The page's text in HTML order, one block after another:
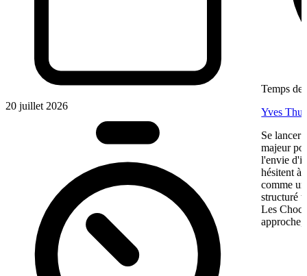
20 juillet 2026
Temps de
Yves
Se lancer
majeur
l'envie
hésitent à
comme
structuré
Les
approche,